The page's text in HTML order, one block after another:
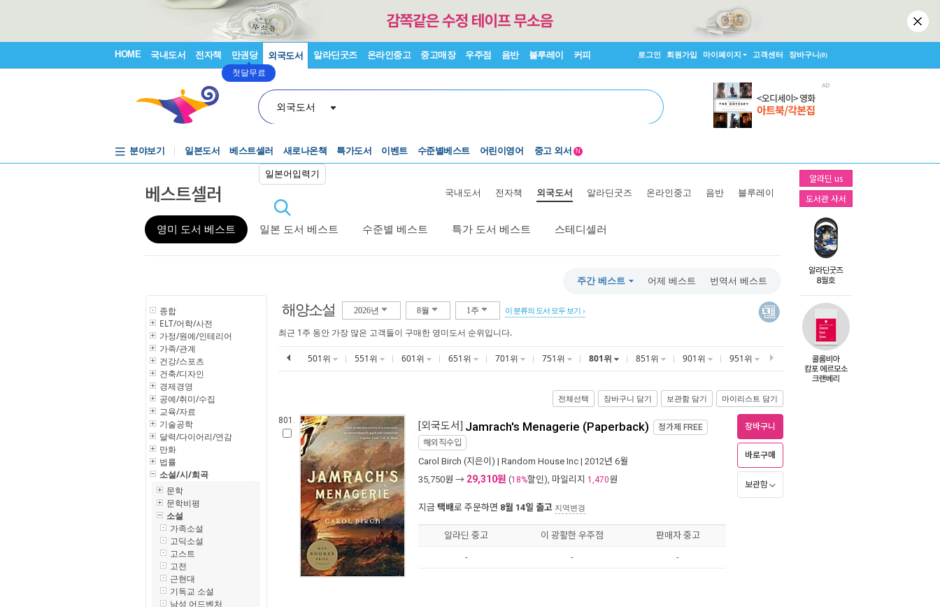
HOME 국내도서 전자책 만권당
첫달무료
외국도서 알라딘굿즈 온라인중고 중고매장 우주점 음반 블루레이 커피 로그인 회원가입 마이페이지 고객센터 장바구니(0)
외국도서
일본어입력기
분야보기 일본도서 베스트셀러 새로나온책 특가도서 이벤트
Lexile®
어린이영어
5백원부터
N
알라딘 us
도서관 사서
베스트셀러 국내도서 전자책 외국도서 알라딘굿즈 온라인중고 음반 블루레이
영미 도서 베스트 일본 도서 베스트 수준별 베스트 특가 도서 베스트 스테디셀러
주간 베스트 어제 베스트 번역서 베스트
종합
ELT/어학/사전
가정/원예/인테리어
가족/관계
건강/스포츠
건축/디자인
경제경영
공예/취미/수집
교육/자료
기술공학
달력/다이어리/연감
만화
법률
소설/시/희곡
문학
문학비평
소설
가족소설
고딕소설
고스트
고전
근현대
기독교 소설
남성 어드벤처
해양소설 2026년 8월 1주 이 분류의 도서 모두 보기
최근 1주 동안 가장 많은 고객들이 구매한 영미도서 순위입니다.
501위 551위 601위 651위 701위 751위 801위 851위 901위 951위
전체선택 장바구니 담기 보관함 담기 마이리스트 담기
801. [외국도서] Jamrach's Menagerie (Paperback) 정가제 FREE
해외직수입
Carol Birch (지은이) | Random House Inc | 2012년 6월
35,750원 → 29,310원 (18%할인), 마일리지 1,470원
지금 택배로 주문하면 8월 14일 출고 지역변경
장바구니
바로구매
보관함
알라딘 중고 이 광활한 우주점 판매자 중고
- - -